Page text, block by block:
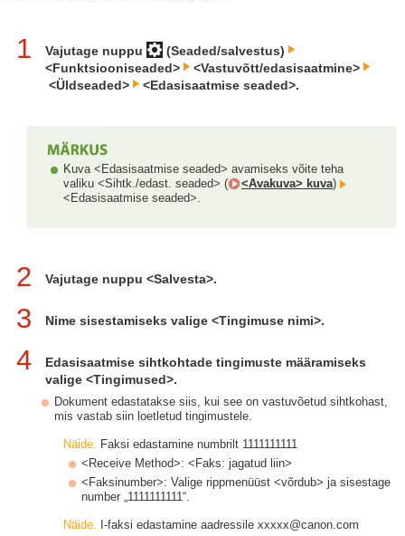
1 Vajutage nuppu
(Seaded/salvestus)
<Funktsiooniseaded>
<Vastuvõtt/edasisaatmine>
<Üldseaded>
<Edasisaatmise seaded>.
Kuva <Edasisaatmise seaded> avamiseks võite teha
valiku <Sihtk./edast. seaded> (
<Avakuva> kuva)
<Edasisaatmise seaded>.
2 Vajutage nuppu <Salvesta>.
3 Nime sisestamiseks valige <Tingimuse nimi>.
4
Edasisaatmise sihtkohtade tingimuste määramiseks
valige <Tingimused>.
Dokument edastatakse siis, kui see on vastuvõetud sihtkohast,
mis vastab siin loetletud tingimustele.
Näide. Faksi edastamine numbrilt 1111111111
<Receive Method>: <Faks: jagatud liin>
<Faksinumber>: Valige rippmenüüst <võrdub> ja sisestage
number „1111111111“.
Näide. I-faksi edastamine aadressile xxxxx@canon.com